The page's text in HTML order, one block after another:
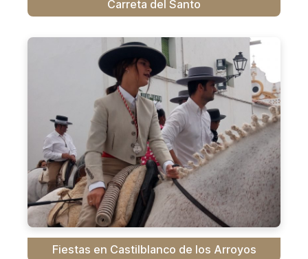
Carreta del Santo
Fiestas en Castilblanco de los Arroyos